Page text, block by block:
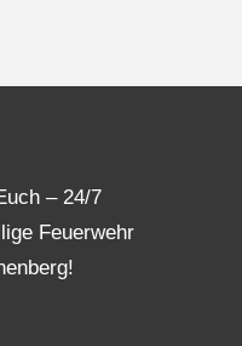
– 24/7
Feuerwehr